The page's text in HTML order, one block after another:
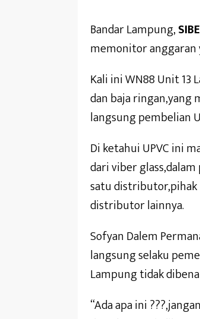
Bandar Lampung,
memonitor anggaran
Kali ini WN88 Unit 13
dan baja ringan,yang
langsung pembelian
Di ketahui UPVC ini
dari viber
satu distributor,pihak
distributor lainnya.
Sofyan Dalem
langsung selaku
Lampung tidak
“Ada apa ini